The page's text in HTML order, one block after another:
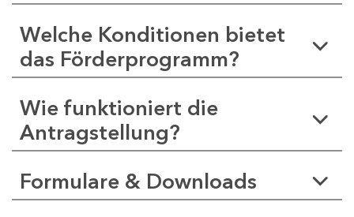
Welche Konditionen bietet
das Förderprogramm?
Wie funktioniert die
Antragstellung?
Formulare & Downloads